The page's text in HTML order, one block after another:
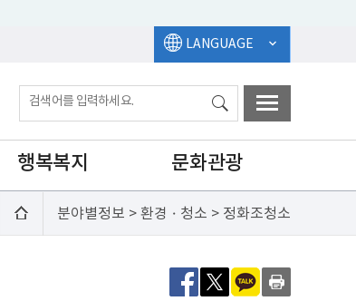
LANGUAGE
행복복지 문화관광
분야별정보 > 환경ㆍ청소 > 정화조청소